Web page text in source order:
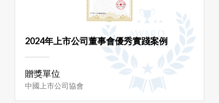
2024年上市公司董事會優秀實踐案例
贈獎單位
中國上市公司協會